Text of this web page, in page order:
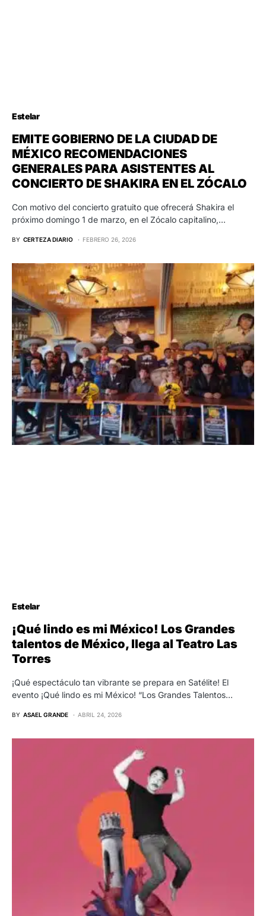
Estelar
EMITE GOBIERNO DE LA CIUDAD DE
MÉXICO RECOMENDACIONES
GENERALES PARA ASISTENTES AL
CONCIERTO DE SHAKIRA EN EL ZÓCALO
Con motivo del concierto gratuito que ofrecerá Shakira el
próximo domingo 1 de marzo, en el Zócalo capitalino,…
BY CERTEZA DIARIO FEBRERO 26, 2026
Estelar
¡Qué lindo es mi México! Los Grandes
talentos de México, llega al Teatro Las
Torres
¡Qué espectáculo tan vibrante se prepara en Satélite! El
evento ¡Qué lindo es mi México! “Los Grandes Talentos…
BY ASAEL GRANDE ABRIL 24, 2026